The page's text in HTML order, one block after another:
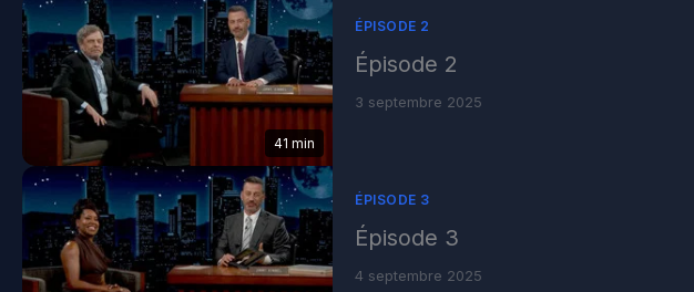
41 min
ÉPISODE 2
Épisode 2
3 septembre 2025
ÉPISODE 3
Épisode 3
4 septembre 2025